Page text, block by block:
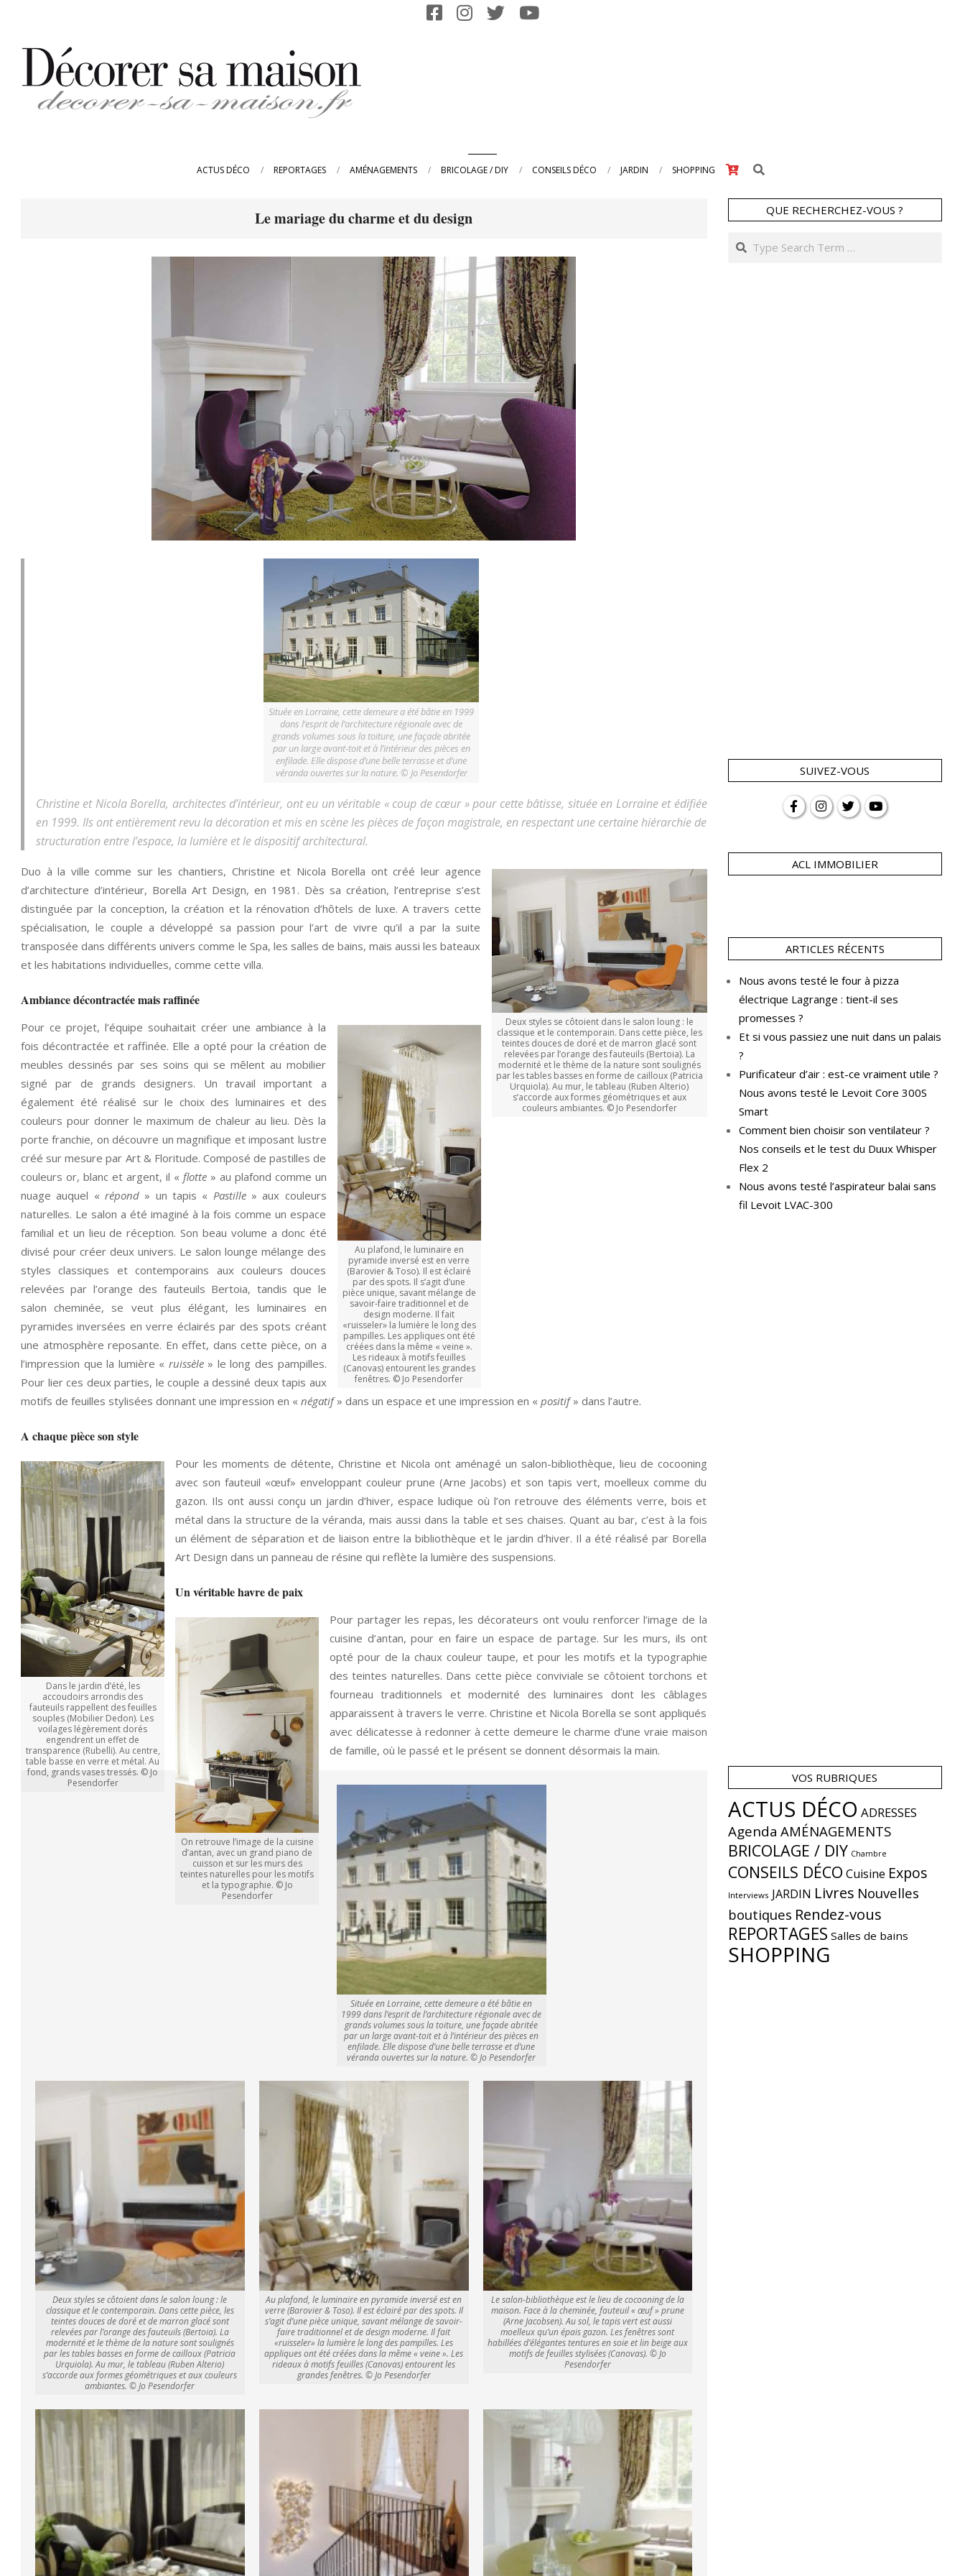
content
ACTUS DÉCO REPORTAGES AMÉNAGEMENTS BRICOLAGE / DIY CONSEILS DÉCO JARDIN SHOPPING Search
Le mariage du charme et du design
Située en Lorraine, cette demeure a été bâtie en 1999
dans l’esprit de l’architecture régionale avec de
grands volumes sous la toiture, une façade abritée
par un large avant-toit et à l’intérieur des pièces en
enfilade. Elle dispose d’une belle terrasse et d’une
véranda ouvertes sur la nature. © Jo Pesendorfer
Christine et Nicola Borella, architectes d’intérieur, ont eu un véritable « coup de cœur » pour cette bâtisse, située en Lorraine et édifiée
en 1999. Ils ont entièrement revu la décoration et mis en scène les pièces de façon magistrale, en respectant une certaine hiérarchie de
structuration entre l’espace, la lumière et le dispositif architectural.
Deux styles se côtoient dans le salon loung : le
classique et le contemporain. Dans cette pièce, les
teintes douces de doré et de marron glacé sont
relevées par l’orange des fauteuils (Bertoia). La
modernité et le thème de la nature sont soulignés
par les tables basses en forme de cailloux (Patricia
Urquiola). Au mur, le tableau (Ruben Alterio)
s’accorde aux formes géométriques et aux
couleurs ambiantes. © Jo Pesendorfer
Duo à la ville comme sur les chantiers, Christine et Nicola Borella ont créé leur agence
d’architecture d’intérieur, Borella Art Design, en 1981. Dès sa création, l’entreprise s’est
distinguée par la conception, la création et la rénovation d’hôtels de luxe. A travers cette
spécialisation, le couple a développé sa passion pour l’art de vivre qu’il a par la suite
transposée dans différents univers comme le Spa, les salles de bains, mais aussi les bateaux
et les habitations individuelles, comme cette villa.
Ambiance décontractée mais raffinée
Au plafond, le luminaire en
pyramide inversé est en verre
(Barovier & Toso). Il est éclairé
par des spots. Il s’agit d’une
pièce unique, savant mélange de
savoir-faire traditionnel et de
design moderne. Il fait
«ruisseler» la lumière le long des
pampilles. Les appliques ont été
créées dans la même « veine ».
Les rideaux à motifs feuilles
(Canovas) entourent les grandes
fenêtres. © Jo Pesendorfer
Pour ce projet, l’équipe souhaitait créer une ambiance à la
fois décontractée et raffinée. Elle a opté pour la création de
meubles dessinés par ses soins qui se mêlent au mobilier
signé par de grands designers. Un travail important a
également été réalisé sur le choix des luminaires et des
couleurs pour donner le maximum de chaleur au lieu. Dès la
porte franchie, on découvre un magnifique et imposant lustre
créé sur mesure par Art & Floritude. Composé de pastilles de
couleurs or, blanc et argent, il « flotte» au plafond comme un
nuage auquel « répond» un tapis « Pastille» aux couleurs
naturelles. Le salon a été imaginé à la fois comme un espace
familial et un lieu de réception. Son beau volume a donc été
divisé pour créer deux univers. Le salon lounge mélange des
styles classiques et contemporains aux couleurs douces
relevées par l’orange des fauteuils Bertoia, tandis que le
salon cheminée, se veut plus élégant, les luminaires en
pyramides inversées en verre éclairés par des spots créant
une atmosphère reposante. En effet, dans cette pièce, on a
l’impression que la lumière « ruissèle» le long des pampilles.
Pour lier ces deux parties, le couple a dessiné deux tapis aux
motifs de feuilles stylisées donnant une impression en « négatif» dans un espace et une impression en « positif» dans l’autre.
A chaque pièce son style
Dans le jardin d’été, les
accoudoirs arrondis des
fauteuils rappellent des feuilles
souples (Mobilier Dedon). Les
voilages légèrement dorés
engendrent un effet de
transparence (Rubelli). Au centre,
table basse en verre et métal. Au
fond, grands vases tressés. © Jo
Pesendorfer
Pour les moments de détente, Christine et Nicola ont aménagé un salon-bibliothèque, lieu de cocooning
avec son fauteuil «œuf» enveloppant couleur prune (Arne Jacobs) et son tapis vert, moelleux comme du
gazon. Ils ont aussi conçu un jardin d’hiver, espace ludique où l’on retrouve des éléments verre, bois et
métal dans la structure de la véranda, mais aussi dans la table et ses chaises. Quant au bar, c’est à la fois
un élément de séparation et de liaison entre la bibliothèque et le jardin d’hiver. Il a été réalisé par Borella
Art Design dans un panneau de résine qui reflète la lumière des suspensions.
Un véritable havre de paix
On retrouve l’image de la cuisine
d’antan, avec un grand piano de
cuisson et sur les murs des
teintes naturelles pour les motifs
et la typographie. © Jo
Pesendorfer
Pour partager les repas, les décorateurs ont voulu renforcer l’image de la
cuisine d’antan, pour en faire un espace de partage. Sur les murs, ils ont
opté pour de la chaux couleur taupe, et pour les motifs et la typographie
des teintes naturelles. Dans cette pièce conviviale se côtoient torchons et
fourneau traditionnels et modernité des luminaires dont les câblages
apparaissent à travers le verre. Christine et Nicola Borella se sont appliqués
avec délicatesse à redonner à cette demeure le charme d’une vraie maison
de famille, où le passé et le présent se donnent désormais la main.
Située en Lorraine, cette demeure a été bâtie en
1999 dans l’esprit de l’architecture régionale avec de
grands volumes sous la toiture, une façade abritée
par un large avant-toit et à l’intérieur des pièces en
enfilade. Elle dispose d’une belle terrasse et d’une
véranda ouvertes sur la nature. © Jo Pesendorfer
Deux styles se côtoient dans le salon loung : le
classique et le contemporain. Dans cette pièce, les
teintes douces de doré et de marron glacé sont
relevées par l’orange des fauteuils (Bertoia). La
modernité et le thème de la nature sont soulignés
par les tables basses en forme de cailloux (Patricia
Urquiola). Au mur, le tableau (Ruben Alterio)
s’accorde aux formes géométriques et aux couleurs
ambiantes. © Jo Pesendorfer
Au plafond, le luminaire en pyramide inversé est en
verre (Barovier & Toso). Il est éclairé par des spots. Il
s’agit d’une pièce unique, savant mélange de savoir-
faire traditionnel et de design moderne. Il fait
«ruisseler» la lumière le long des pampilles. Les
appliques ont été créées dans la même « veine ». Les
rideaux à motifs feuilles (Canovas) entourent les
grandes fenêtres. © Jo Pesendorfer
Le salon-bibliothèque est le lieu de cocooning de la
maison. Face à la cheminée, fauteuil « œuf » prune
(Arne Jacobsen). Au sol, le tapis vert est aussi
moelleux qu’un épais gazon. Les fenêtres sont
habillées d’élégantes tentures en soie et lin beige aux
motifs de feuilles stylisées (Canovas). © Jo
Pesendorfer
QUE RECHERCHEZ-VOUS ?
Search
SUIVEZ-VOUS
ACL IMMOBILIER
ARTICLES RÉCENTS
Nous avons testé le four à pizza
électrique Lagrange : tient-il ses
promesses ?
Et si vous passiez une nuit dans un palais
?
Purificateur d’air : est-ce vraiment utile ?
Nous avons testé le Levoit Core 300S
Smart
Comment bien choisir son ventilateur ?
Nos conseils et le test du Duux Whisper
Flex 2
Nous avons testé l’aspirateur balai sans
fil Levoit LVAC-300
VOS RUBRIQUES
ACTUS DÉCO ADRESSES
Agenda AMÉNAGEMENTS
BRICOLAGE / DIY Chambre
CONSEILS DÉCO Cuisine Expos
Interviews JARDIN Livres Nouvelles
boutiques Rendez-vous
REPORTAGES Salles de bains
SHOPPING